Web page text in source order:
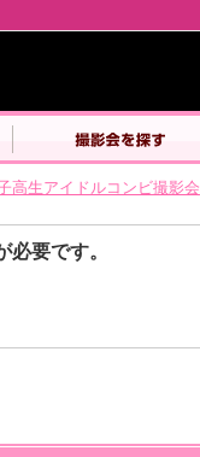
生アイドルコンビ撮影会
要です。